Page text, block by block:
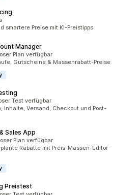
smartere Preise mit KI-Preistipps
Manager
Plan verfügbar
Gutscheine & Massenrabatt-Preise
Test verfügbar
Inhalte, Versand, Checkout und Post-
Sales App
Plan verfügbar
Rabatte mit Preis-Massen-Editor
Preistest